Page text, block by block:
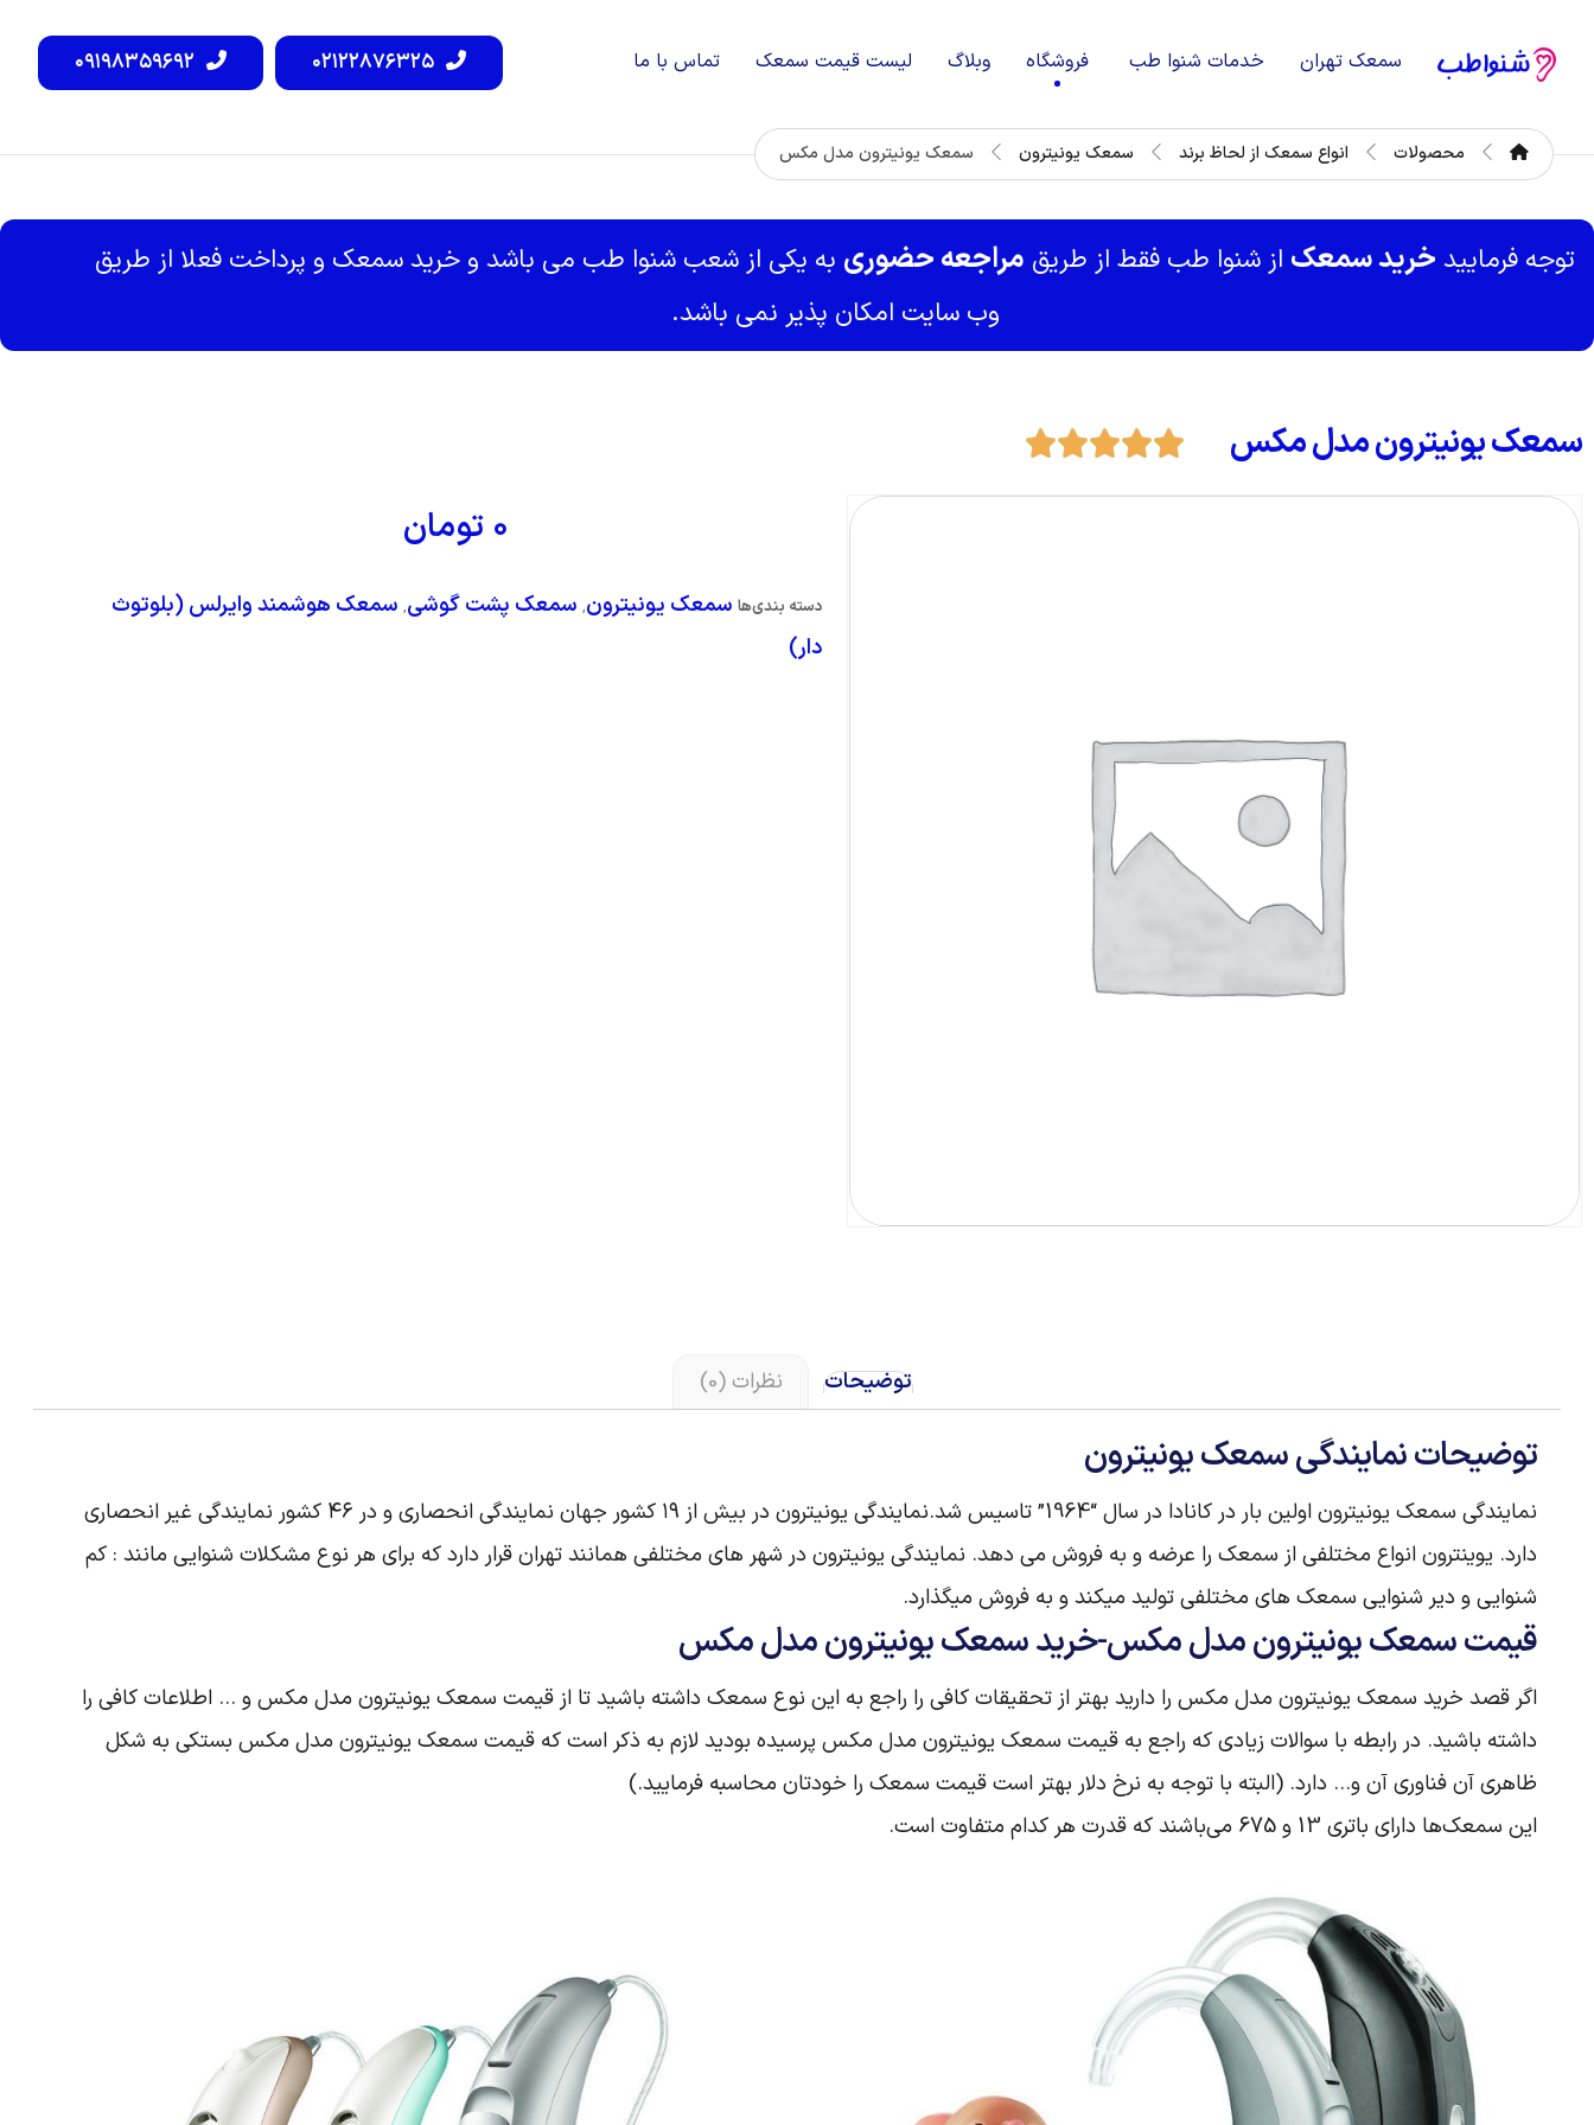
سمعک تهران خدمات شنوا طب فروشگاه وبلاگ لیست قیمت سمعک تماس با ما ۰۹۱۹۸۳۵۹۶۹۲ ۰۲۱۲۲۸۷۶۳۲۵
محصولات انواع سمعک از لحاظ برند سمعک یونیترون سمعک یونیترون مدل مکس
توجه فرمایید خرید سمعک از شنوا طب فقط از طریق مراجعه حضوری به یکی از شعب شنوا طب می باشد و خرید سمعک و پرداخت فعلا از طریق
وب سایت امکان پذیر نمی باشد.
سمعک یونیترون مدل مکس
۰ تومان
دسته بندی‌ها سمعک یونیترون, سمعک پشت گوشی, سمعک هوشمند وایرلس (بلوتوث
دار)
توضیحات نظرات (0)
توضیحات نمایندگی سمعک یونیترون
نمایندگی سمعک یونیترون اولین بار در کانادا در سال “1964” تاسیس شد.نمایندگی یونیترون در بیش از ۱۹ کشور جهان نمایندگی انحصاری و در ۴۶ کشور نمایندگی غیر انحصاری
دارد. یوینترون انواع مختلفی از سمعک را عرضه و به فروش می دهد. نمایندگی یونیترون در شهر های مختلفی همانند تهران قرار دارد که برای هر نوع مشکلات شنوایی مانند : کم
شنوایی و دیر شنوایی سمعک های مختلفی تولید میکند و به فروش میگذارد.
قیمت سمعک یونیترون مدل مکس-خرید سمعک یونیترون مدل مکس
اگر قصد خرید سمعک یونیترون مدل مکس را دارید بهتر از تحقیقات کافی را راجع به این نوع سمعک داشته باشید تا از قیمت سمعک یونیترون مدل مکس و … اطلاعات کافی را
داشته باشید. در رابطه با سوالات زیادی که راجع به قیمت سمعک یونیترون مدل مکس پرسیده بودید لازم به ذکر است که قیمت سمعک یونیترون مدل مکس بستکی به شکل
ظاهری آن فناوری آن و… دارد. (البته با توجه به نرخ دلار بهتر است قیمت سمعک را خودتان محاسبه فرمایید.)
این سمعک‌ها دارای باتری 13 و 675 می‌باشند که قدرت هر کدام متفاوت است.